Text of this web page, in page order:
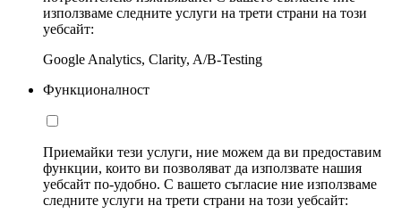
използваме следните услуги на трети страни на този
уебсайт:
Google Analytics, Clarity, A/B-Testing
Функционалност
Приемайки тези услуги, ние можем да ви предоставим
функции, които ви позволяват да използвате нашия
уебсайт по-удобно. С вашето съгласие ние използваме
следните услуги на трети страни на този уебсайт: